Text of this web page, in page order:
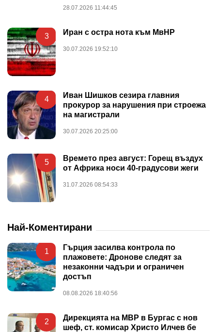
28.07.2026 11:44:45
3 Иран с остра нота към МвНР
30.07.2026 19:52:10
4
Иван Шишков сезира главния
прокурор за нарушения при строежа
на магистрали
30.07.2026 20:25:00
5
Времето през август: Горещ въздух
от Африка носи 40-градусови жеги
31.07.2026 08:54:33
Най-Коментирани
1
Гърция засилва контрола по
плажовете: Дронове следят за
незаконни чадъри и ограничен
достъп
08.08.2026 18:40:56
2
Дирекцията на МВР в Бургас с нов
шеф, ст. комисар Христо Илчев бе